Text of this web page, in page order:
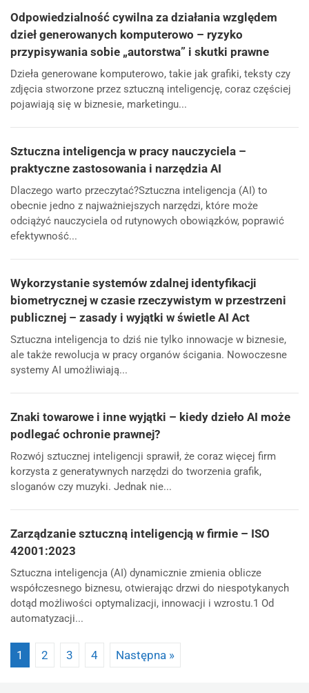
Odpowiedzialność cywilna za działania względem
dzieł generowanych komputerowo – ryzyko
przypisywania sobie „autorstwa” i skutki prawne
Dzieła generowane komputerowo, takie jak grafiki, teksty czy
zdjęcia stworzone przez sztuczną inteligencję, coraz częściej
pojawiają się w biznesie, marketingu...
Sztuczna inteligencja w pracy nauczyciela –
praktyczne zastosowania i narzędzia AI
Dlaczego warto przeczytać?Sztuczna inteligencja (AI) to
obecnie jedno z najważniejszych narzędzi, które może
odciążyć nauczyciela od rutynowych obowiązków, poprawić
efektywność...
Wykorzystanie systemów zdalnej identyfikacji
biometrycznej w czasie rzeczywistym w przestrzeni
publicznej – zasady i wyjątki w świetle AI Act
Sztuczna inteligencja to dziś nie tylko innowacje w biznesie,
ale także rewolucja w pracy organów ścigania. Nowoczesne
systemy AI umożliwiają...
Znaki towarowe i inne wyjątki – kiedy dzieło AI może
podlegać ochronie prawnej?
Rozwój sztucznej inteligencji sprawił, że coraz więcej firm
korzysta z generatywnych narzędzi do tworzenia grafik,
sloganów czy muzyki. Jednak nie...
Zarządzanie sztuczną inteligencją w firmie – ISO
42001:2023
Sztuczna inteligencja (AI) dynamicznie zmienia oblicze
współczesnego biznesu, otwierając drzwi do niespotykanych
dotąd możliwości optymalizacji, innowacji i wzrostu.1 Od
automatyzacji...
Strona
1 Strona
2 Strona
3 Strona
4 Następna »